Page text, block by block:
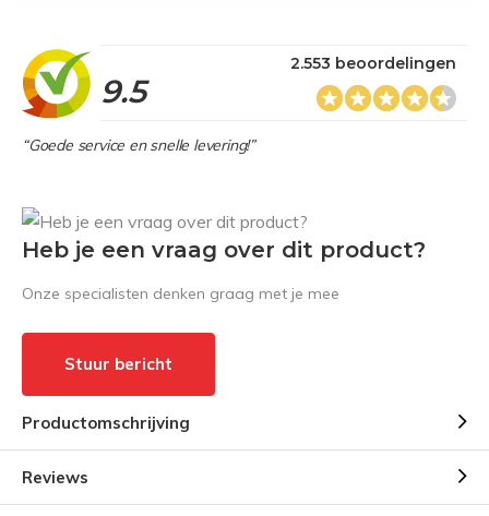
9.5
2.553 beoordelingen
“Goede service en snelle levering!”
Heb je een vraag over dit product?
Onze specialisten denken graag met je mee
Stuur bericht
Productomschrijving
Reviews